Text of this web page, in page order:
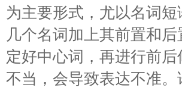
为主要形式，尤以名词
几个名词加上其前置和
定好中心词，再进行前
不当，会导致表达不准